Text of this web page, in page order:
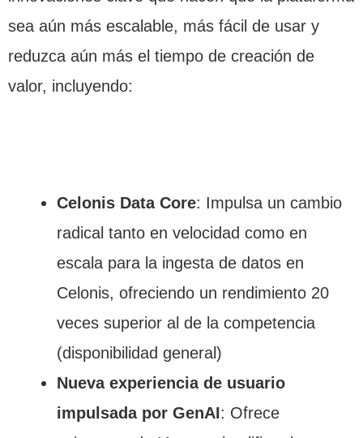
sea aún más escalable, más fácil de usar y
reduzca aún más el tiempo de creación de
valor, incluyendo:
Celonis Data Core: Impulsa un cambio
radical tanto en velocidad como en
escala para la ingesta de datos en
Celonis, ofreciendo un rendimiento 20
veces superior al de la competencia
(disponibilidad general)
Nueva experiencia de usuario
impulsada por GenAI: Ofrece